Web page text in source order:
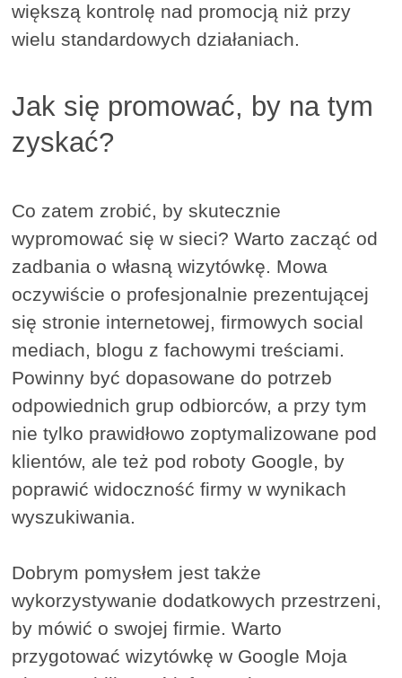
większą kontrolę nad promocją niż przy
wielu standardowych działaniach.
Jak się promować, by na tym
zyskać?
Co zatem zrobić, by skutecznie
wypromować się w sieci? Warto zacząć od
zadbania o własną wizytówkę. Mowa
oczywiście o profesjonalnie prezentującej
się stronie internetowej, firmowych social
mediach, blogu z fachowymi treściami.
Powinny być dopasowane do potrzeb
odpowiednich grup odbiorców, a przy tym
nie tylko prawidłowo zoptymalizowane pod
klientów, ale też pod roboty Google, by
poprawić widoczność firmy w wynikach
wyszukiwania.
Dobrym pomysłem jest także
wykorzystywanie dodatkowych przestrzeni,
by mówić o swojej firmie. Warto
przygotować wizytówkę w Google Moja